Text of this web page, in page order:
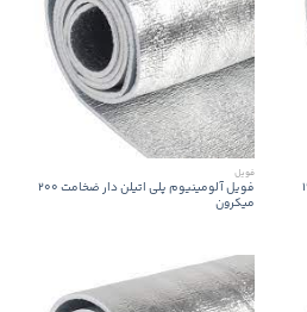
190
فویل
فویل آلومینیوم پلی اتیلن دار ضخامت 200
میکرون